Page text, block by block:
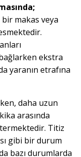
makas veya
ekstra
yaranın etrafına
daha uzun
arasında
Titiz
gibi bir durum
bazı durumlarda